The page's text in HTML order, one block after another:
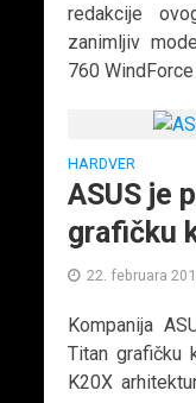
redakcije
zanimljiv
760 WindForce
HARDVER
ASUS je
grafičku
22. februara
Kompanija
Titan grafičku
K20X